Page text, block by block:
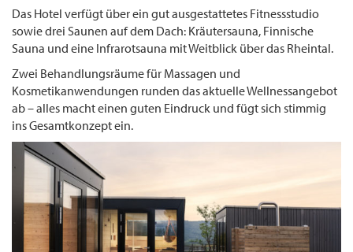
Das Hotel verfügt über ein gut ausgestattetes Fitnessstudio
sowie drei Saunen auf dem Dach: Kräutersauna, Finnische
Sauna und eine Infrarotsauna mit Weitblick über das Rheintal.
Zwei Behandlungsräume für Massagen und
Kosmetikanwendungen runden das aktuelle Wellnessangebot
ab – alles macht einen guten Eindruck und fügt sich stimmig
ins Gesamtkonzept ein.